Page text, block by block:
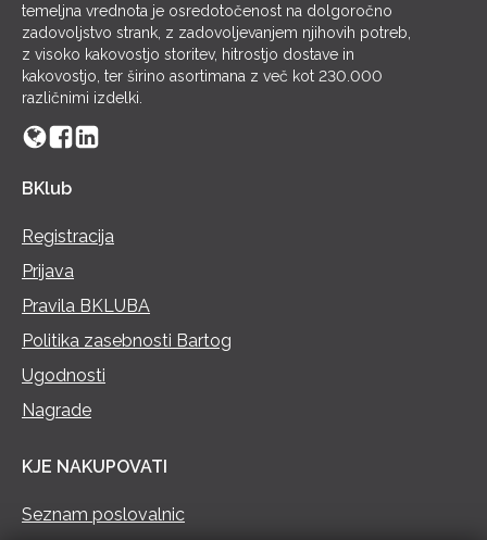
temeljna vrednota je osredotočenost na dolgoročno
zadovoljstvo strank, z zadovoljevanjem njihovih potreb,
z visoko kakovostjo storitev, hitrostjo dostave in
kakovostjo, ter širino asortimana z več kot 230.000
različnimi izdelki.
BKlub
Registracija
Prijava
Pravila BKLUBA
Politika zasebnosti Bartog
Ugodnosti
Nagrade
KJE NAKUPOVATI
Seznam poslovalnic